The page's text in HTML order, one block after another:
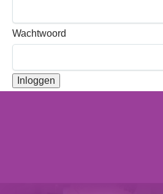
Wachtwoord